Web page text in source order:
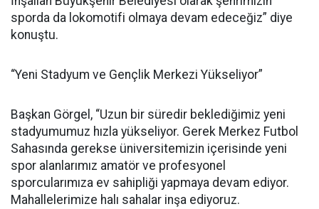
sporda da lokomotifi olmaya devam edeceğiz” diye
konuştu.
“Yeni Stadyum ve Gençlik Merkezi Yükseliyor”
Başkan Görgel, “Uzun bir süredir beklediğimiz yeni
stadyumumuz hızla yükseliyor. Gerek Merkez Futbol
Sahasında gerekse üniversitemizin içerisinde yeni
spor alanlarımız amatör ve profesyonel
sporcularımıza ev sahipliği yapmaya devam ediyor.
Mahallelerimize halı sahalar inşa ediyoruz.